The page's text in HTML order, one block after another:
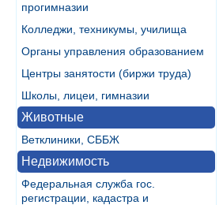
прогимназии
Колледжи, техникумы, училища
Органы управления образованием
Центры занятости (биржи труда)
Школы, лицеи, гимназии
Животные
Ветклиники, СББЖ
Недвижимость
Федеральная служба гос.
регистрации, кадастра и